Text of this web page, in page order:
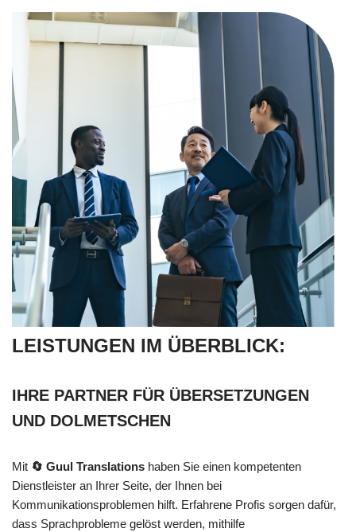
LEISTUNGEN IM ÜBERBLICK:
IHRE PARTNER FÜR ÜBERSETZUNGEN
UND DOLMETSCHEN
Mit 🔄 Guul Translations haben Sie einen kompetenten
Dienstleister an Ihrer Seite, der Ihnen bei
Kommunikationsproblemen hilft. Erfahrene Profis sorgen dafür,
dass Sprachprobleme gelöst werden, mithilfe